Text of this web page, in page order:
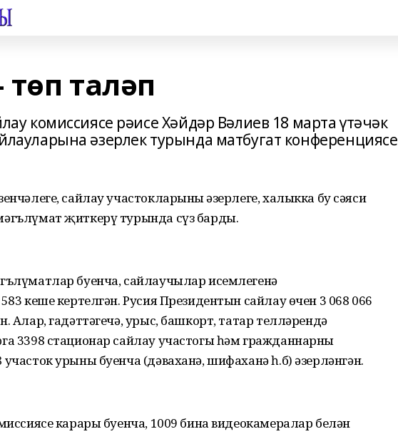
таләп
комиссиясе рәисе Хәйдәр Вәлиев 18 марта үтәчәк
әзерлек турында матбугат конференциясе
сайлау участокларының әзерлеге, халыкка бу сәяси
җиткерү турында сүз барды.
буенча, сайлаучылар исемлегенә
кеше кертелгән. Русия Президентын сайлау өчен 3 068 066
Алар, гадәттәгечә, урыс, башкорт, татар телләрендә
3398 стационар сайлау участогы һәм гражданнарның
урыны буенча (дәваханә, шифаханә һ.б) әзерләнгән.
карары буенча, 1009 бина видеокамералар белән